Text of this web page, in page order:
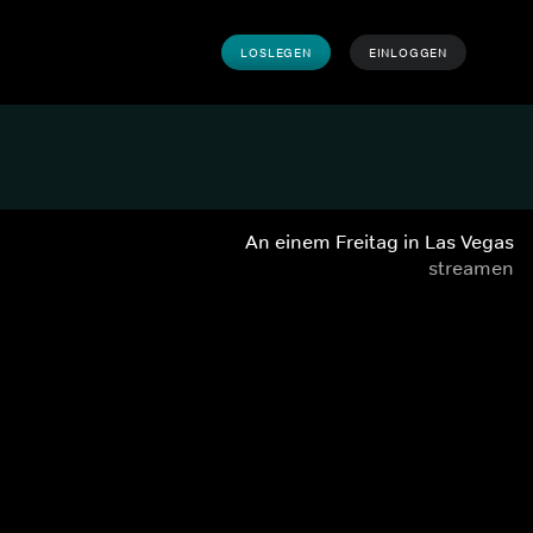
LOSLEGEN EINLOGGEN
An einem Freitag in Las Vegas
streamen